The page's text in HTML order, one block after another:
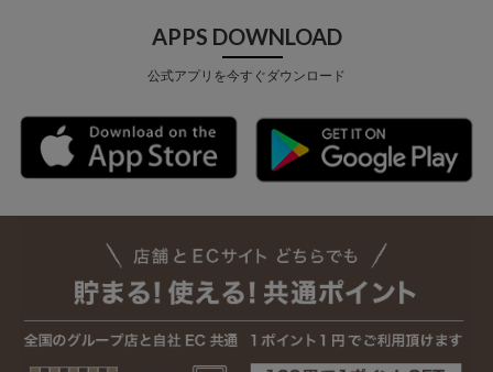
APPS DOWNLOAD
公式アプリを今すぐダウンロード